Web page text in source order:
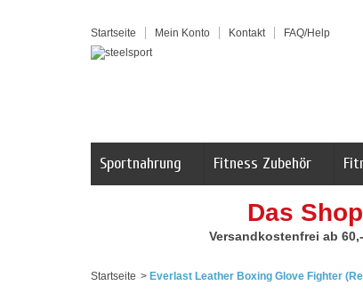
Startseite Mein Konto Kontakt FAQ/Help
Sportnahrung Fitness Zubehör
Das
Versandkostenfrei ab
Startseite > Everlast Leather Boxing Glove Fighter